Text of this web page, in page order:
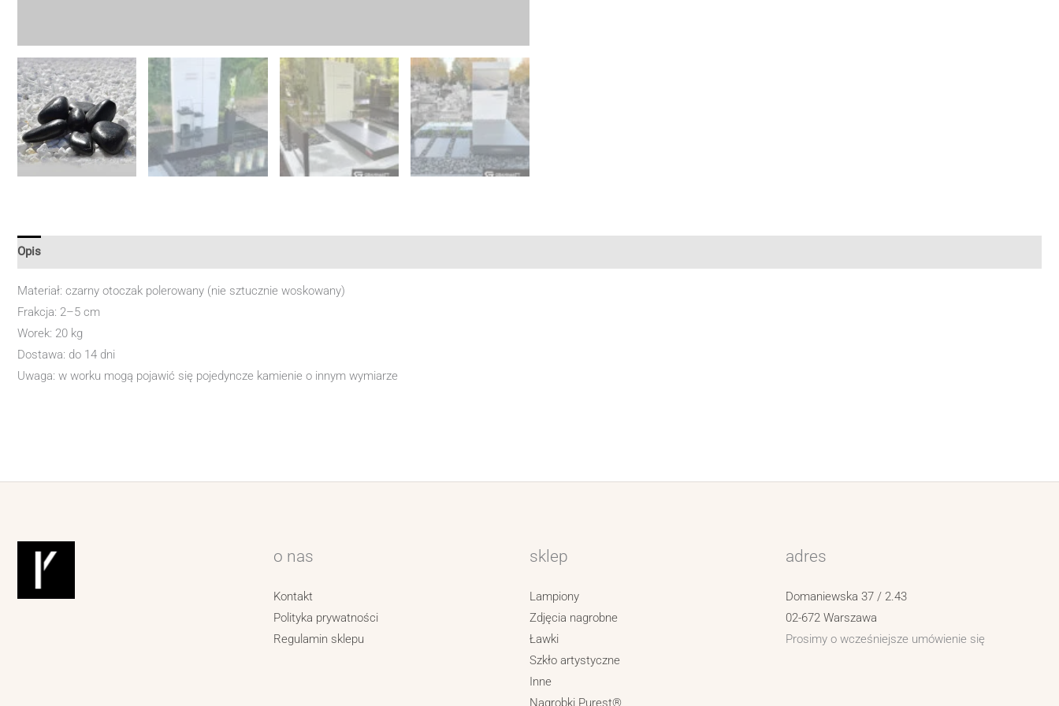
Opis
Materiał: czarny otoczak polerowany (nie sztucznie woskowany)
Frakcja: 2–5 cm
Worek: 20 kg
Dostawa: do 14 dni
Uwaga: w worku mogą pojawić się pojedyncze kamienie o innym wymiarze
o nas
Kontakt
Polityka prywatności
Regulamin sklepu
sklep
Lampiony
Zdjęcia nagrobne
Ławki
Szkło artystyczne
Inne
Nagrobki Purest®
adres
Domaniewska 37 / 2.43
02-672 Warszawa
Prosimy o wcześniejsze umówienie się